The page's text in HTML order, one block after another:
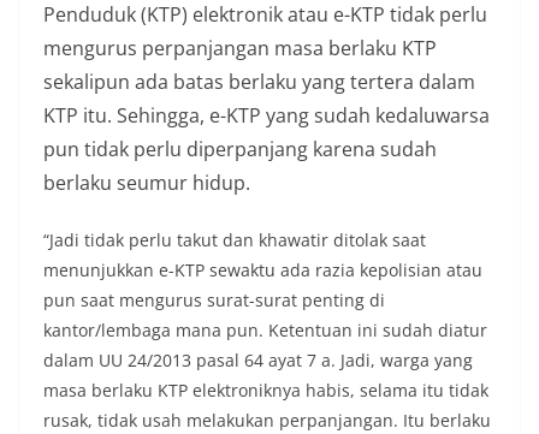
Penduduk (KTP) elektronik atau e-KTP tidak perlu
mengurus perpanjangan masa berlaku KTP
sekalipun ada batas berlaku yang tertera dalam
KTP itu. Sehingga, e-KTP yang sudah kedaluwarsa
pun tidak perlu diperpanjang karena sudah
berlaku seumur hidup.
“Jadi tidak perlu takut dan khawatir ditolak saat
menunjukkan e-KTP sewaktu ada razia kepolisian atau
pun saat mengurus surat-surat penting di
kantor/lembaga mana pun. Ketentuan ini sudah diatur
dalam UU 24/2013 pasal 64 ayat 7 a. Jadi, warga yang
masa berlaku KTP elektroniknya habis, selama itu tidak
rusak, tidak usah melakukan perpanjangan. Itu berlaku